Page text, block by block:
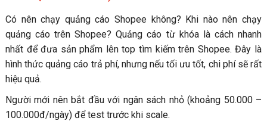
Có nên chạy quảng cáo Shopee không? Khi nào nên chạy
quảng cáo trên Shopee? Quảng cáo từ khóa là cách nhanh
nhất để đưa sản phẩm lên top tìm kiếm trên Shopee. Đây là
hình thức quảng cáo trả phí, nhưng nếu tối ưu tốt, chi phí sẽ rất
hiệu quả.
Người mới nên bắt đầu với ngân sách nhỏ (khoảng 50.000 –
100.000đ/ngày) để test trước khi scale.